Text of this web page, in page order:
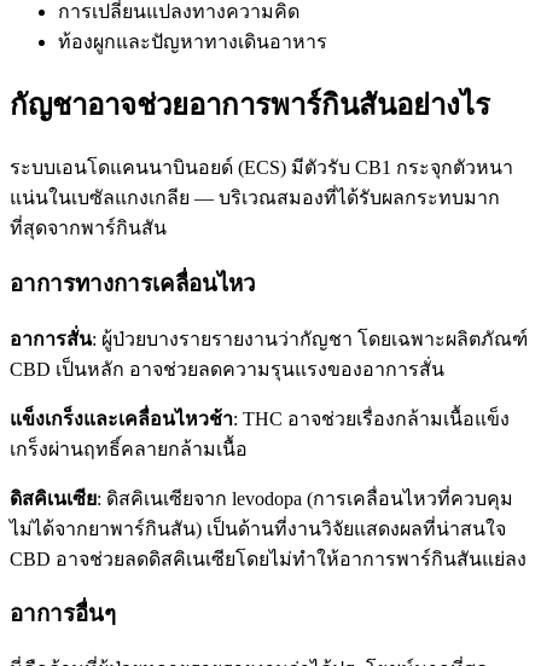
การเปลี่ยนแปลงทางความคิด
ท้องผูกและปัญหาทางเดินอาหาร
กัญชาอาจช่วยอาการพาร์กินสันอย่างไร
ระบบเอนโดแคนนาบินอยด์ (ECS) มีตัวรับ CB1 กระจุกตัวหนา
แน่นในเบซัลแกงเกลีย — บริเวณสมองที่ได้รับผลกระทบมาก
ที่สุดจากพาร์กินสัน
อาการทางการเคลื่อนไหว
อาการสั่น: ผู้ป่วยบางรายรายงานว่ากัญชา โดยเฉพาะผลิตภัณฑ์
CBD เป็นหลัก อาจช่วยลดความรุนแรงของอาการสั่น
แข็งเกร็งและเคลื่อนไหวช้า: THC อาจช่วยเรื่องกล้ามเนื้อแข็ง
เกร็งผ่านฤทธิ์คลายกล้ามเนื้อ
ดิสคิเนเซีย: ดิสคิเนเซียจาก levodopa (การเคลื่อนไหวที่ควบคุม
ไม่ได้จากยาพาร์กินสัน) เป็นด้านที่งานวิจัยแสดงผลที่น่าสนใจ
CBD อาจช่วยลดดิสคิเนเซียโดยไม่ทำให้อาการพาร์กินสันแย่ลง
อาการอื่นๆ